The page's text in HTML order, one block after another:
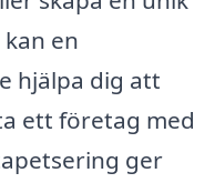
en
hjälpa dig att
ett företag med
ger